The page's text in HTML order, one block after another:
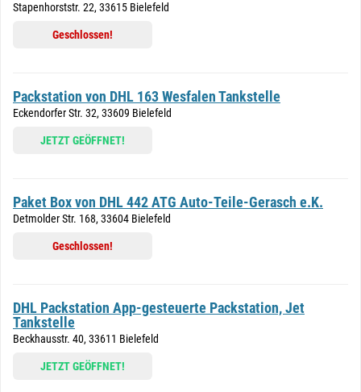
Stapenhorststr. 22, 33615 Bielefeld
Geschlossen!
Packstation von DHL 163 Wesfalen Tankstelle
Eckendorfer Str. 32, 33609 Bielefeld
JETZT GEÖFFNET!
Paket Box von DHL 442 ATG Auto-Teile-Gerasch e.K.
Detmolder Str. 168, 33604 Bielefeld
Geschlossen!
DHL Packstation App-gesteuerte Packstation, Jet
Tankstelle
Beckhausstr. 40, 33611 Bielefeld
JETZT GEÖFFNET!